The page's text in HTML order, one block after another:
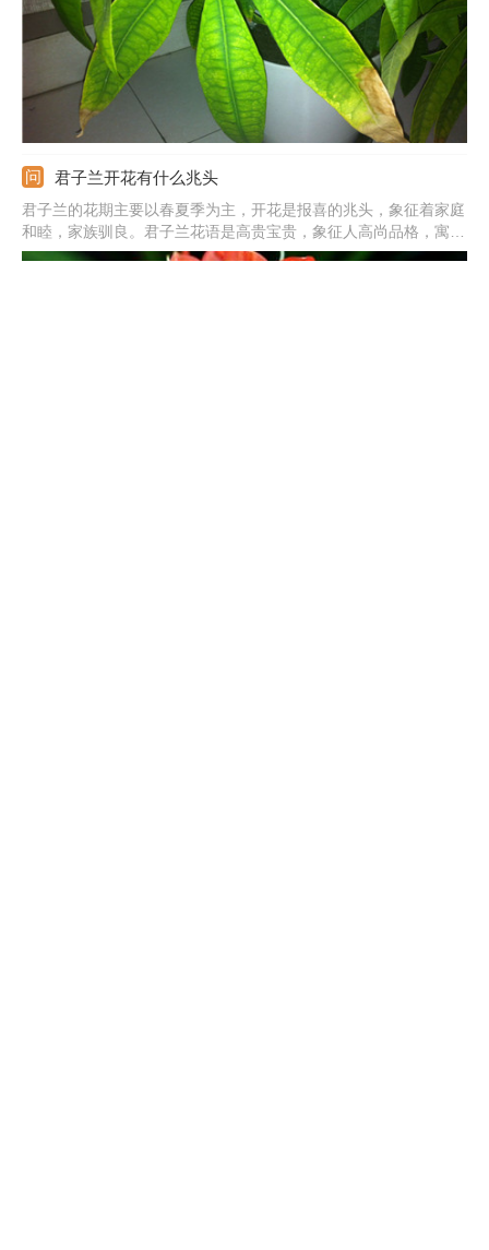
君子兰开花有什么兆头
君子兰的花期主要以春夏季为主，开花是报喜的兆头，象征着家庭
和睦，家族驯良。君子兰花语是高贵宝贵，象征人高尚品格，寓意
高雅公正。正如花开养人屋的说法一样，君子兰开花是个很好的兆